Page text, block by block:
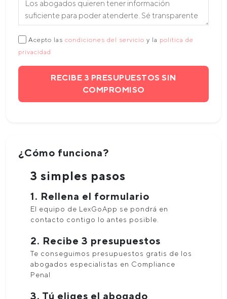
Acepto las condiciones del servicio y la política de
privacidad
RECIBE 3 PRESUPUESTOS SIN
COMPROMISO
¿Cómo funciona?
3 simples pasos
1. Rellena el formulario
El equipo de LexGoApp se pondrá en
contacto contigo lo antes posible.
2. Recibe 3 presupuestos
Te conseguimos presupuestos gratis de los
abogados especialistas en Compliance
Penal
3. Tú eliges el abogado